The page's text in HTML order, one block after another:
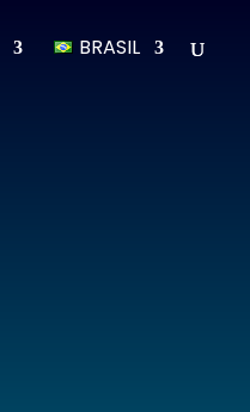
BRASIL